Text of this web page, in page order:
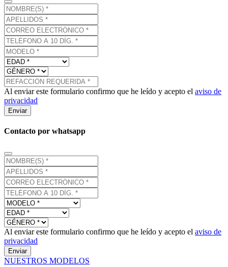
Al enviar este formulario confirmo que he leído y acepto el aviso de
privacidad
Enviar
Contacto por whatsapp
Al enviar este formulario confirmo que he leído y acepto el aviso de
privacidad
Enviar
NUESTROS MODELOS